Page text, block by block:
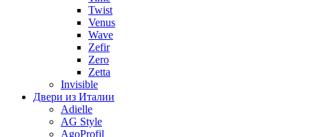
Twist
Venus
Wave
Zefir
Zero
Zetta
Invisible
Двери из Италии
Adielle
AG Style
AgoProfil